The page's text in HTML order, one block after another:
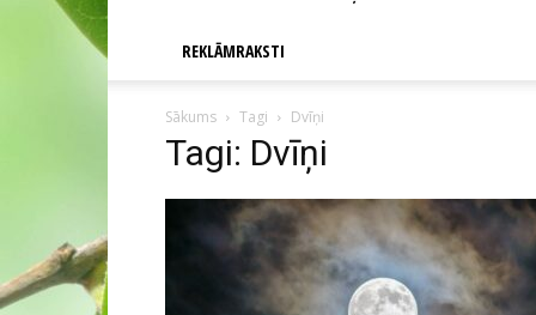
REKLĀMRAKSTI
Sākums Tagi Dvīņi
Tagi: Dvīņi